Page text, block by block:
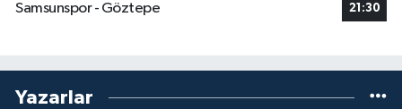
Samsunspor - Göztepe
21:30
Yazarlar